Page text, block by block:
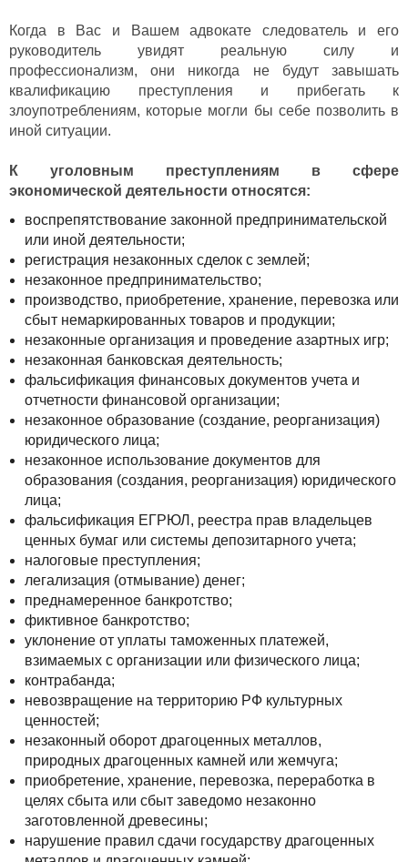
Когда в Вас и Вашем адвокате следователь и его
руководитель увидят реальную силу и
профессионализм, они никогда не будут завышать
квалификацию преступления и прибегать к
злоупотреблениям, которые могли бы себе позволить в
иной ситуации.
К уголовным преступлениям в сфере
экономической деятельности относятся:
воспрепятствование законной предпринимательской
или иной деятельности;
регистрация незаконных сделок с землей;
незаконное предпринимательство;
производство, приобретение, хранение, перевозка или
сбыт немаркированных товаров и продукции;
незаконные организация и проведение азартных игр;
незаконная банковская деятельность;
фальсификация финансовых документов учета и
отчетности финансовой организации;
незаконное образование (создание, реорганизация)
юридического лица;
незаконное использование документов для
образования (создания, реорганизация) юридического
лица;
фальсификация ЕГРЮЛ, реестра прав владельцев
ценных бумаг или системы депозитарного учета;
налоговые преступления;
легализация (отмывание) денег;
преднамеренное банкротство;
фиктивное банкротство;
уклонение от уплаты таможенных платежей,
взимаемых с организации или физического лица;
контрабанда;
невозвращение на территорию РФ культурных
ценностей;
незаконный оборот драгоценных металлов,
природных драгоценных камней или жемчуга;
приобретение, хранение, перевозка, переработка в
целях сбыта или сбыт заведомо незаконно
заготовленной древесины;
нарушение правил сдачи государству драгоценных